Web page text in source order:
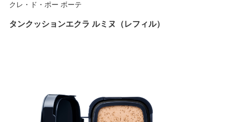
クレ・ド・ポー ボーテ
タンクッションエクラ ルミヌ（レフィル）